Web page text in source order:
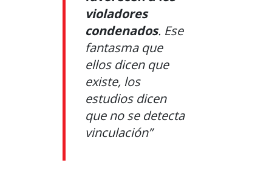
violadores
condenados. Ese
fantasma que
ellos dicen que
existe, los
estudios dicen
que no se detecta
vinculación”